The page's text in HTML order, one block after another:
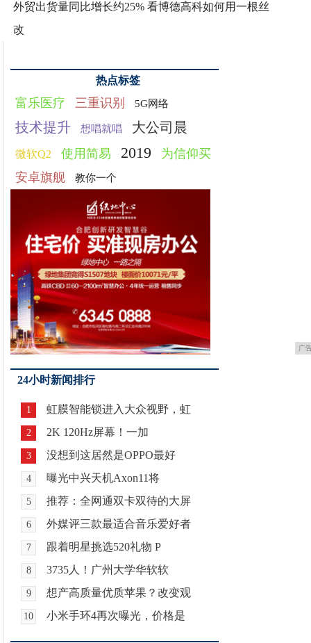
外贸出货量同比增长约25% 看博德高科如何用一根丝
改
热点标签
富乐医疗 三重识别 5G网络
技术提升 想唱就唱 大公司晨
微软Q2 使用简易 2019
为信仰买
安卓旗舰
教你一个
广
24小时新闻排行
1 虹膜智能锁进入大众视野，虹
2 2K 120Hz屏幕！一加
3 没想到这居然是OPPO最好
4 曝光中兴天机Axon11将
5 推荐：全网通双卡双待的大屏
6 外媒评三款最适合音乐爱好者
7 跟着明星挑选520礼物 P
8 3735人！广州大学华软软
9 想产高质量优质苹果？改变观
10 小米手环4再次曝光，价格是